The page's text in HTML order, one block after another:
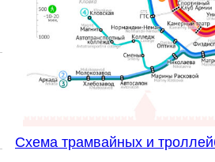
Cхема трамвайных и